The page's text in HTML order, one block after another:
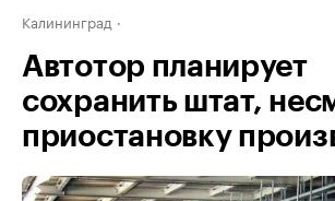
Калининград
Автотор планирует
сохранить штат,
приостановку